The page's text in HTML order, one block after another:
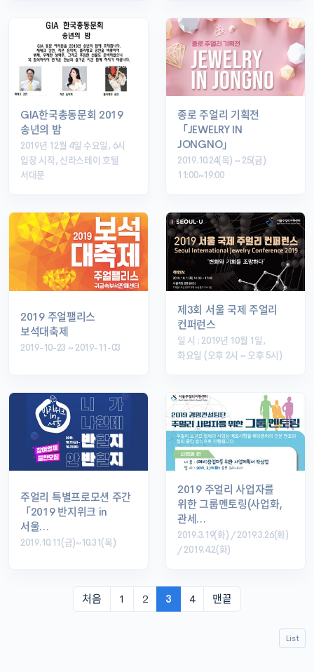
GIA한국총동문회 2019
송년의 밤
2019년 12월 4일 수요일, 6시
입장 시작, 신라스테이 호텔
서대문
종로 주얼리 기획전
「JEWELRY IN
JONGNO」
2019.10.24(목) ~ 25(금)
11:00~19:00
2019 주얼팰리스
보석대축제
2019-10-23 ~ 2019-11-03
제3회 서울 국제 주얼리
컨퍼런스
일 시 : 2019년 10월 1일,
화요일 (오후 2시 ~ 오후 5시)
주얼리 특별프로모션 주간
「2019 반지위크 in
서울…
2019.10.11(금)~10.31(목)
2019 주얼리 사업자를
위한 그룹멘토링(사업화,
관세…
2019.3.19(화) / 2019.3.26(화)
/ 2019.4.2(화)
처음 1 2 3 4 맨끝
List